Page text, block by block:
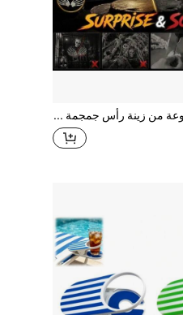
1 مجموعة من زينة رأس جمجمة بلاستيكية صغيرة وأيدي هيكل عظمي، ديكور جمجمة عظمي واقعي، إكسسوارات مخيفة للهالوين لمنزل مسكون وفناء وقبر وحفلة وطاولة وديكور جدار